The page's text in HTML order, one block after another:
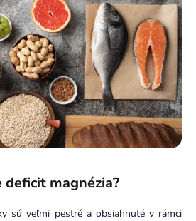
magnézia?
sú veľmi pestré a obsiahnuté v rámci